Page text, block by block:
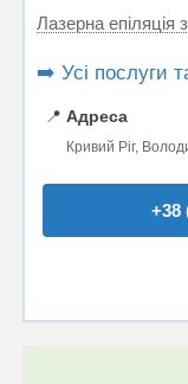
Лазерна епіляція
➡️ Усі послуги
📍 Адреса
Кривий Ріг,
+38